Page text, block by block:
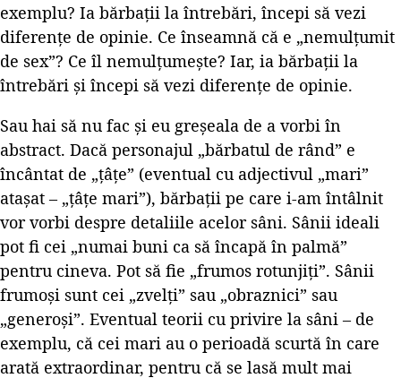
exemplu? Ia bărbații la întrebări, începi să vezi
diferențe de opinie. Ce înseamnă că e „nemulțumit
de sex”? Ce îl nemulțumește? Iar, ia bărbații la
întrebări și începi să vezi diferențe de opinie.
Sau hai să nu fac și eu greșeala de a vorbi în
abstract. Dacă personajul „bărbatul de rând” e
încântat de „țâțe” (eventual cu adjectivul „mari”
atașat – „țâțe mari”), bărbații pe care i-am întâlnit
vor vorbi despre detaliile acelor sâni. Sânii ideali
pot fi cei „numai buni ca să încapă în palmă”
pentru cineva. Pot să fie „frumos rotunjiți”. Sânii
frumoși sunt cei „zvelți” sau „obraznici” sau
„generoși”. Eventual teorii cu privire la sâni – de
exemplu, că cei mari au o perioadă scurtă în care
arată extraordinar, pentru că se lasă mult mai